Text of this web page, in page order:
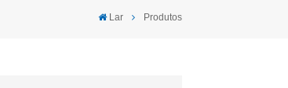
Lar Produtos